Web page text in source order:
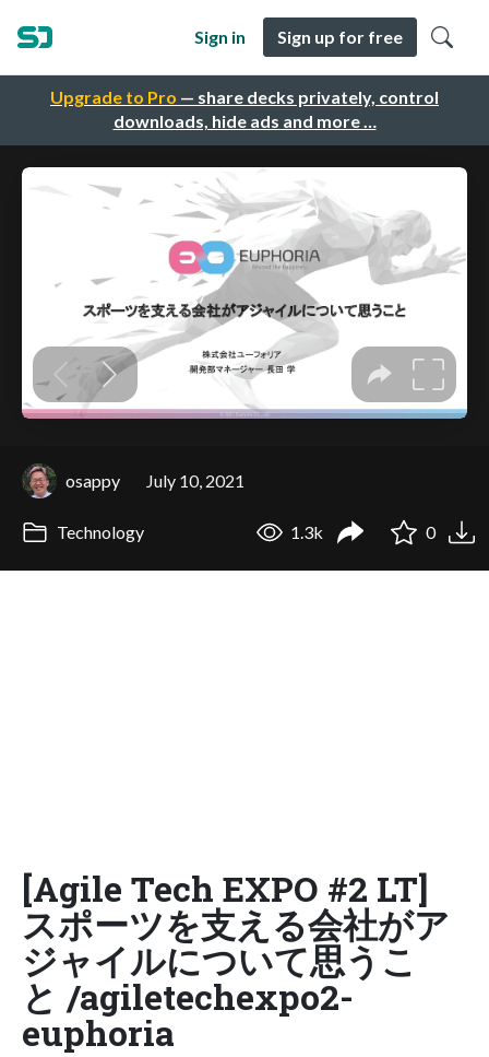
Upgrade to Pro — share decks privately, control
downloads, hide ads and more …
Sign in Sign up for free
osappy July 10, 2021
Technology 1.3k 0
[Agile Tech EXPO #2 LT]
スポーツを支える会社がア
ジャイルについて思うこ
と /agiletechexpo2-
euphoria